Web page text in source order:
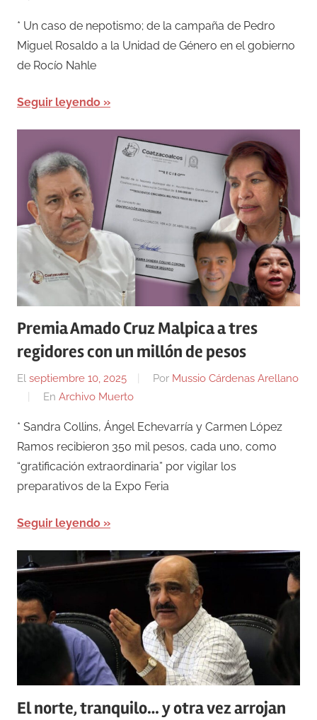
* Un caso de nepotismo; de la campaña de Pedro
Miguel Rosaldo a la Unidad de Género en el gobierno
de Rocío Nahle
Seguir leyendo
Premia Amado Cruz Malpica a tres
regidores con un millón de pesos
El septiembre 10, 2025 Por Mussio Cárdenas Arellano
En Archivo Muerto
* Sandra Collins, Ángel Echevarría y Carmen López
Ramos recibieron 350 mil pesos, cada uno, como
“gratificación extraordinaria” por vigilar los
preparativos de la Expo Feria
Seguir leyendo
El norte, tranquilo… y otra vez arrojan